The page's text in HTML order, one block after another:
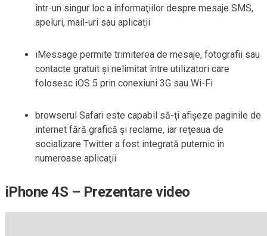
într-un singur loc a informaţiilor despre mesaje SMS,
apeluri, mail-uri sau aplicaţii
iMessage permite trimiterea de mesaje, fotografii sau
contacte gratuit şi nelimitat între utilizatori care
folosesc iOS 5 prin conexiuni 3G sau Wi-Fi
browserul Safari este capabil să-ţi afişeze paginile de
internet fără grafică şi reclame, iar reţeaua de
socializare Twitter a fost integrată puternic în
numeroase aplicaţii
iPhone 4S – Prezentare video